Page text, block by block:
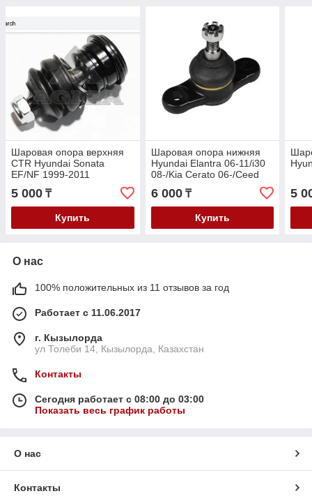
Шаровая опора верхняя
CTR Hyundai Sonata
EF/NF 1999-2011
5 000 ₸
Купить
Шаровая опора нижняя
Hyundai Elantra 06-11/i30
08-/Kia Cerato 06-/Ceed
6 000₸
Купить
5
О нас
100% положительных из 11 отзывов за год
Работает с 11.06.2017
г. Кызылорда
ул Толеби 14, Кызылорда, Казахстан
Контакты
Сегодня работает с 08:00 до 03:00
Показать весь график работы
О нас
Контакты